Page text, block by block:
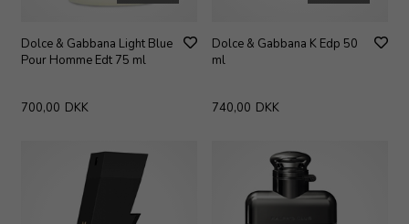
Dolce & Gabbana Light Blue
Pour Homme Edt 75 ml
700,00 DKK
Dolce & Gabbana K Edp 50
ml
740,00 DKK